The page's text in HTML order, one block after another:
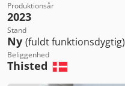
Produktionsår
2023
Stand
Ny (fuldt funktionsdygtig)
Beliggenhed
Thisted